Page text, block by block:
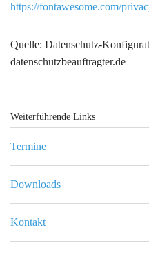
https://fontawesome.com/
Quelle: Datenschutz-
datenschutzbeauftragter.de
Weiterführende Links
Termine
Downloads
Kontakt